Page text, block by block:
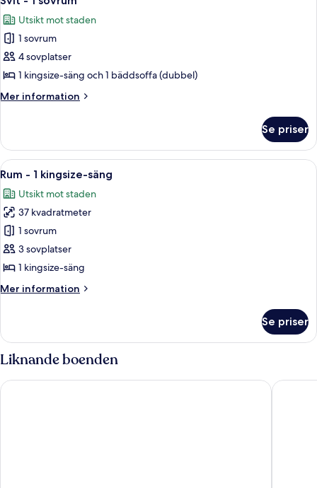
-
hörn
med
bäddsoffa
hörn
alla
foton
för
Svit
-
1
sovrum
Utsikt mot staden
1 sovrum
4 sovplatser
1 kingsize-säng och 1 bäddsoffa (dubbel)
Mer information
Mer
-
sovrum
Se priser
Öppna
alla
foton
för
Rum
-
1
säng
Ett hotellrum med en stor säng, ett
9
Rum - 1 kingsize-säng
Utsikt mot staden
37 kvadratmeter
1 sovrum
3 sovplatser
1 kingsize-säng
Mer information
Mer
-
kingsize-
Se priser
Liknande boenden
Chelsea Hotel, Toronto